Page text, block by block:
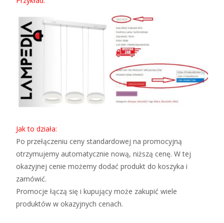
Jak to działa:
Po przełączeniu ceny standardowej na promocyjną
otrzymujemy automatycznie nową, niższą cenę. W tej
okazyjnej cenie możemy dodać produkt do koszyka i
zamówić.
Promocje łączą się i kupujący może zakupić wiele
produktów w okazyjnych cenach.